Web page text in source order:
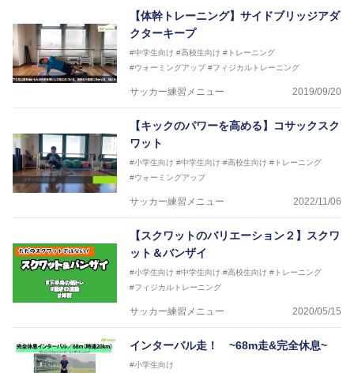
を派遣している。
さらには講演会やセミナー、専門学校などの教育機関
に講師を派遣するなど後進育成にも力を入れている。
「一人一人の健康な人生をサポートする」を企業理念
として掲げ、世の中の人々の『健康』をあらゆる方向
からサポートし、一人一人の「楽しく、豊かに、生き
生きと」生きる、そんな『健康な人生』をサポートし
【体幹トレーニング】サイドブリッジアダ
クターキープ
#中学生向け #高校生向け #トレーニング
#ウォーミングアップ #フィジカルトレーニング
サッカー練習メニュー 2019/09/20
【キックのパワーを高める】コサックスク
ワット
#小学生向け #中学生向け #高校生向け #トレーニング
#ウォーミングアップ
サッカー練習メニュー 2022/11/06
【スクワットのバリエーション２】スクワ
ット＆バンザイ
#小学生向け #中学生向け #高校生向け #トレーニング
#フィジカルトレーニング
サッカー練習メニュー 2020/05/15
インターバル走！ ~68m走&完全休息~
#小学生向け